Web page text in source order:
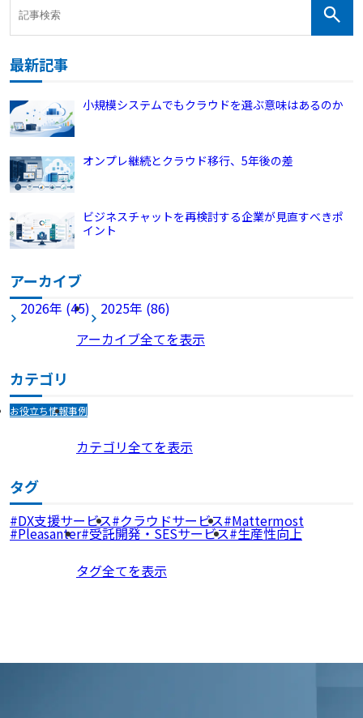
最新記事
小規模システムでもクラウドを選ぶ意味はあるのか
オンプレ継続とクラウド移行、5年後の差
ビジネスチャットを再検討する企業が見直すべきポ
イント
アーカイブ
2026年 (45)
2025年 (86)
アーカイブ全てを表示
カテゴリ
お役立ち情報事例
カテゴリ全てを表示
タグ
DX支援サービス クラウドサービス Mattermost
Pleasanter 受託開発・SESサービス 生産性向上
タグ全てを表示